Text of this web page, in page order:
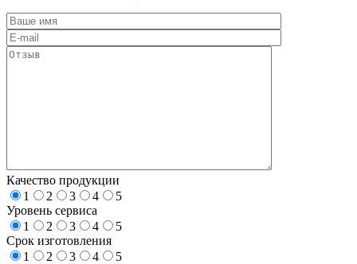
Качество продукции
1
2 3 4
5
Уровень сервиса
1
2 3 4
5
Срок изготовления
1
2 3 4
5